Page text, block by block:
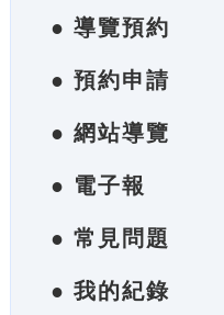
● 導覽預約
● 預約申請
● 網站導覽
● 電子報
● 常見問題
● 我的紀錄